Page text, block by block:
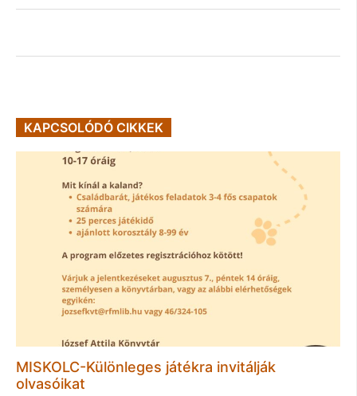
KAPCSOLÓDÓ CIKKEK
MISKOLC-Különleges játékra invitálják
olvasóikat